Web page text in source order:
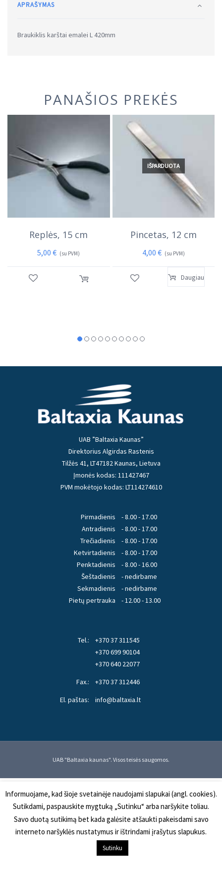
APRAŠYMAS
Braukiklis karštai emalei L 420mm
PANAŠIOS PREKĖS
Replės, 15 cm
5,00€ (su PVM)
IŠPARDUOTA
Pincetas, 12 cm
4,00 € (su PVM)
Daugiau
UAB ”Baltaxia Kaunas”
Direktorius Algirdas Rastenis
Tilžės 41, LT47182 Kaunas, Lietuva
Įmonės kodas: 111427467
PVM mokėtojo kodas: LT114274610
Pirmadienis
Antradienis
Trečiadienis
Ketvirtadienis
Penktadienis
Šeštadienis
Sekmadienis
Pietų pertrauka
- 8.00 - 17.00
- 8.00 - 17.00
- 8.00 - 17.00
- 8.00 - 17.00
- 8.00 - 16.00
- nedirbame
- nedirbame
- 12.00 - 13.00
Tel.:
+370 37 311545
+370 699 90104
+370 640 22077
Fax.:
+370 37 312446
El. paštas:
info@baltaxia.lt
UAB "Baltaxia kaunas". Visos teisės saugomos.
Informuojame, kad šioje svetainėje naudojami slapukai (angl. cookies).
Sutikdami, paspauskite mygtuką „Sutinku“ arba naršykite toliau.
Savo duotą sutikimą bet kada galėsite atšaukti pakeisdami savo
interneto naršyklės nustatymus ir ištrindami įrašytus slapukus.
Sutinku